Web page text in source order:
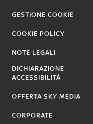
GESTIONE COOKIE
COOKIE POLICY
NOTE LEGALI
DICHIARAZIONE
ACCESSIBILITÀ
OFFERTA SKY MEDIA
CORPORATE